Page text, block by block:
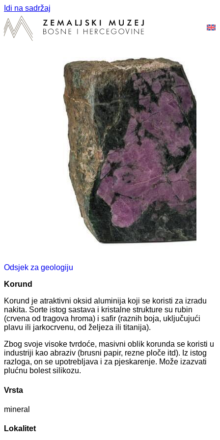
Idi na sadržaj
Odsjek za geologiju
Korund
Korund je atraktivni oksid aluminija koji se koristi za izradu
nakita. Sorte istog sastava i kristalne strukture su rubin
(crvena od tragova hroma) i safir (raznih boja, uključujući
plavu ili jarkocrvenu, od željeza ili titanija).
Zbog svoje visoke tvrdoće, masivni oblik korunda se koristi u
industriji kao abraziv (brusni papir, rezne ploče itd). Iz istog
razloga, on se upotrebljava i za pjeskarenje. Može izazvati
plućnu bolest silikozu.
Vrsta
mineral
Lokalitet